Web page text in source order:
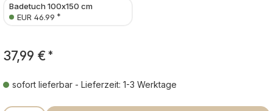
Badetuch 100x150 cm
EUR 46.99 *
37,99 € *
sofort lieferbar - Lieferzeit: 1-3 Werktage